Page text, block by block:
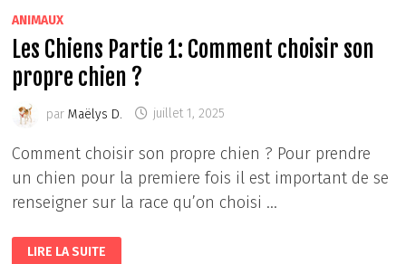
ANIMAUX
Les Chiens Partie 1: Comment choisir son
propre chien ?
parMaëlys D. juillet 1, 2025
Comment choisir son propre chien ? Pour prendre
un chien pour la premiere fois il est important de se
renseigner sur la race qu’on choisi …
LES
CHIENS
LIRE LA SUITE